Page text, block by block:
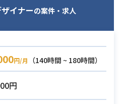
などを使用したアニメ
イナーの案件・求人
円/月
（140時間 ~ 180時間）
円